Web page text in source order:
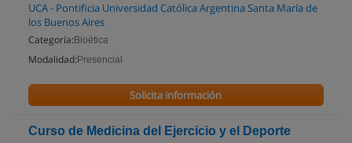
UCA - Pontificia Universidad Católica Argentina Santa María de
los Buenos Aires
Categoría: Bioética
Modalidad: Presencial
Solicita información
Curso de Medicina del Ejercicio y el Deporte